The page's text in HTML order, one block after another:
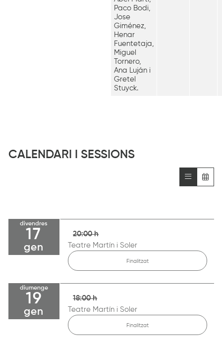
Paco Bodi,
Jose
Giménez,
Henar
Fuentetaja,
Miguel
Tornero,
Ana Luján i
Gretel
Stuyck.
CALENDARI I SESSIONS
divendres
17
gen
20:00 h
Teatre Martín i Soler
Finalitzat
diumenge
19
gen
18:00 h
Teatre Martín i Soler
Finalitzat